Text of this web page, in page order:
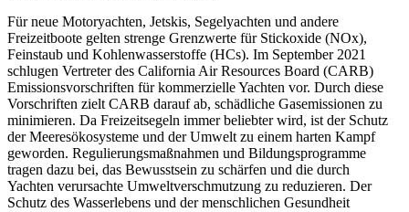
Für neue Motoryachten, Jetskis, Segelyachten und andere
Freizeitboote gelten strenge Grenzwerte für Stickoxide (NOx),
Feinstaub und Kohlenwasserstoffe (HCs). Im September 2021
schlugen Vertreter des California Air Resources Board (CARB)
Emissionsvorschriften für kommerzielle Yachten vor. Durch diese
Vorschriften zielt CARB darauf ab, schädliche Gasemissionen zu
minimieren. Da Freizeitsegeln immer beliebter wird, ist der Schutz
der Meeresökosysteme und der Umwelt zu einem harten Kampf
geworden. Regulierungsmaßnahmen und Bildungsprogramme
tragen dazu bei, das Bewusstsein zu schärfen und die durch
Yachten verursachte Umweltverschmutzung zu reduzieren. Der
Schutz des Wasserlebens und der menschlichen Gesundheit